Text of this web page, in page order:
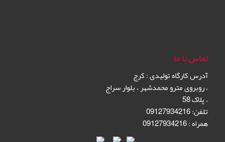
تماس با ما
آدرس کارگاه تولیدی:کرج
،روبروی مترو محمدشهر،بلوار سراج
،پلاک 58
تلفن: 09127934216
همراه : 09127934216